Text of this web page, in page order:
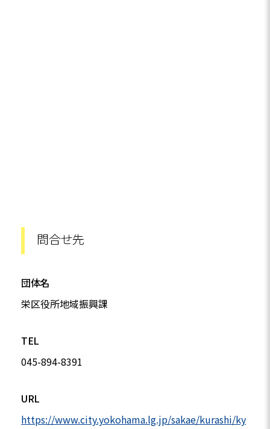
問合せ先
団体名
栄区役所地域振興課
TEL
045-894-8391
URL
https://www.city.yokohama.lg.jp/sakae/kurashi/ky